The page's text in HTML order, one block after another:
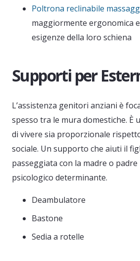
Poltrona reclinabile
maggiormente ergonomica
esigenze della loro schiena
Supporti per
L’assistenza genitori anziani è
spesso tra le mura domestiche. È
di vivere sia proporzionale
sociale. Un supporto che aiuti il
passeggiata con la madre o
psicologico determinante.
Deambulatore
Bastone
Sedia a rotelle